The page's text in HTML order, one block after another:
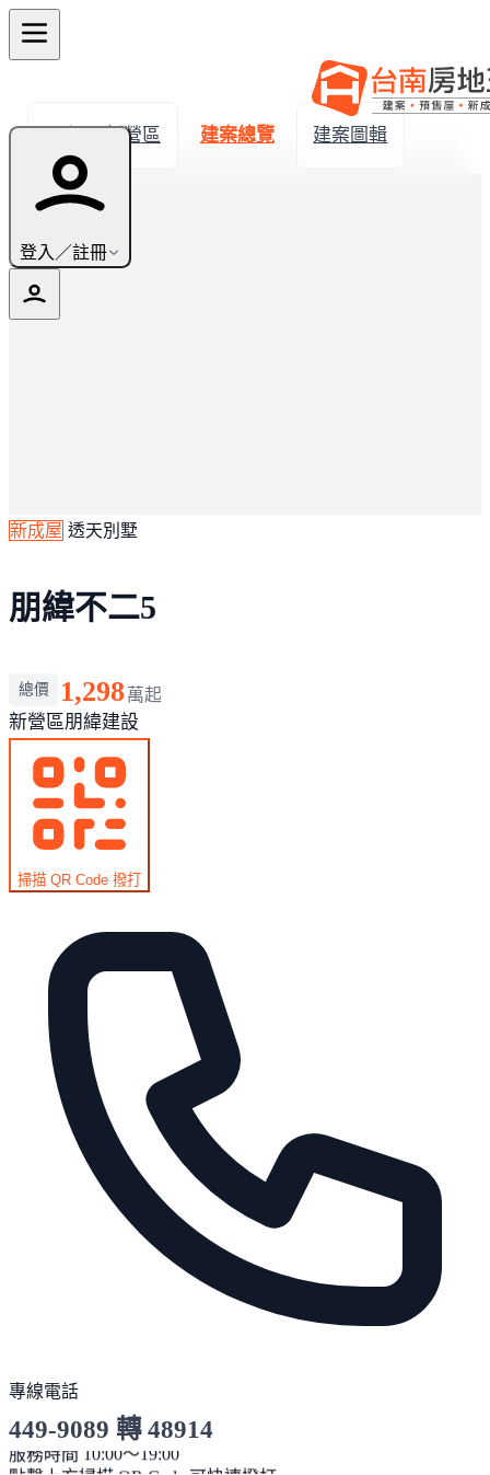
登入／註冊
← 返回新營區 建案總覽 建案圖輯
新成屋 透天別墅
朋緯不二5
總價 1,298萬起
新營區朋緯建設
掃描 QR Code 撥打
專線電話
449-9089 轉 48914
服務時間 10:00～19:00